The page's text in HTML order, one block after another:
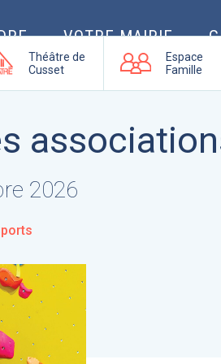
VOTRE MAIRIE
Théâtre de
Cusset
Espace
Famille
2026